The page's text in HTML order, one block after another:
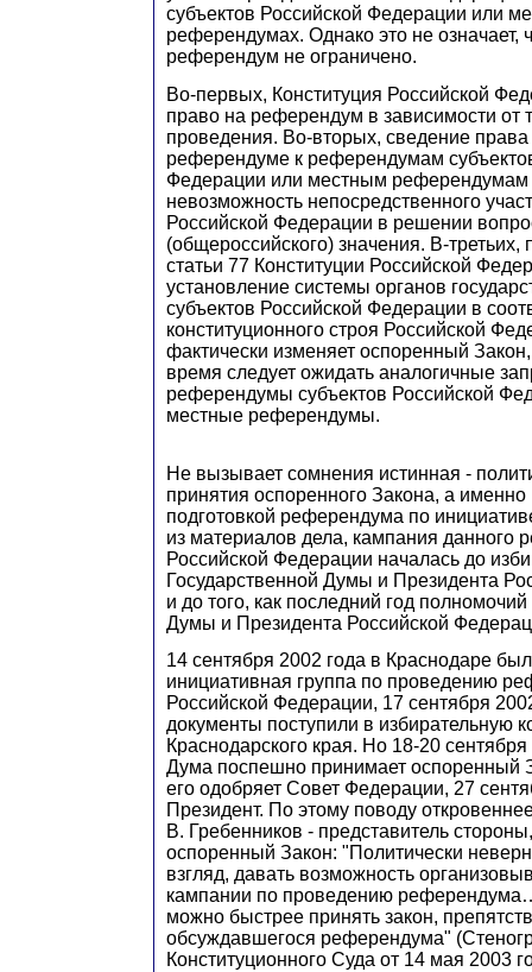
субъектов Российской Федерации или
референдумах. Однако это не означает,
референдум не ограничено.
Во-первых, Конституция Российской
право на референдум в зависимости от
проведения. Во-вторых, сведение права
референдуме к референдумам
Федерации или местным референдумам
невозможность непосредственного
Российской Федерации в решении
(общероссийского) значения. В-третьих,
статьи 77 Конституции Российской
установление системы органов
субъектов Российской Федерации в
конституционного строя Российской
фактически изменяет оспоренный
время следует ожидать аналогичные
референдумы субъектов Российской
местные референдумы.
Не вызывает сомнения истинная -
принятия оспоренного Закона, а именно
подготовкой референдума по
из материалов дела, кампания данного
Российской Федерации началась до
Государственной Думы и Президента
и до того, как последний год
Думы и Президента Российской
14 сентября 2002 года в Краснодаре
инициативная группа по проведению
Российской Федерации, 17 сентября
документы поступили в избирательную
Краснодарского края. Но 18-20
Дума поспешно принимает оспоренный
его одобряет Совет Федерации, 27
Президент. По этому поводу
В. Гребенников - представитель
оспоренный Закон: "Политически
взгляд, давать возможность
кампании по проведению
можно быстрее принять закон,
обсуждавшегося референдума"
Конституционного Суда от 14 мая 2003